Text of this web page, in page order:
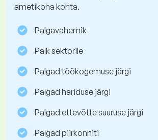
ametikoha kohta.
Palgavahemik
Palk sektorile
Palgad töökogemuse järgi
Palgad hariduse järgi
Palgad ettevõtte suuruse järgi
Palgad piirkonniti